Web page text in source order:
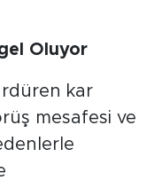
Oluyor
kar
mesafesi ve